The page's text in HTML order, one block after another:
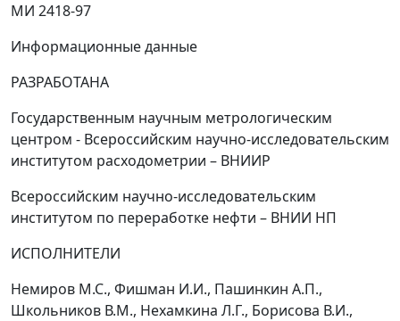
МИ 2418-97
Информационные данные
РАЗРАБОТАНА
Государственным научным метрологическим
центром - Всероссийским научно-исследовательским
институтом расходометрии – ВНИИР
Всероссийским научно-исследовательским
институтом по переработке нефти – ВНИИ НП
ИСПОЛНИТЕЛИ
Немиров М.С., Фишман И.И., Пашинкин А.П.,
Школьников В.М., Нехамкина Л.Г., Борисова В.И.,